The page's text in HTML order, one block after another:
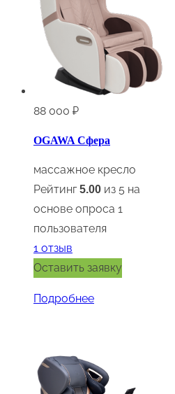
88 000 ₽
OGAWA Сфера
массажное кресло
Рейтинг5.00 из 5 на
основе опроса 1
пользователя
1 отзыв
Оставить заявку
Подробнее